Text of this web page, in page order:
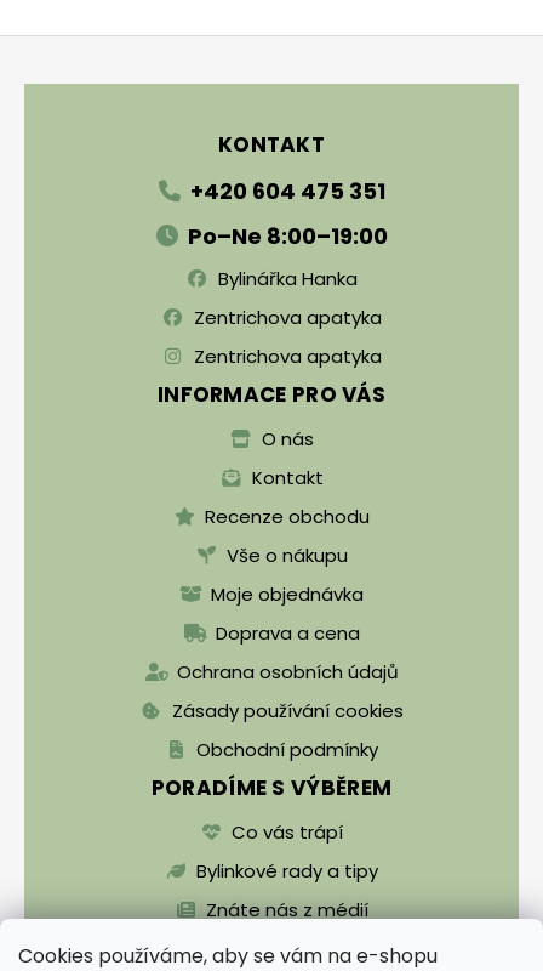
Cookies používáme, aby se vám na e-shopu
KONTAKT
+420 604 475 351
Po–Ne 8:00–19:00
Bylinářka Hanka
Zentrichova apatyka
Zentrichova apatyka
INFORMACE PRO VÁS
O nás
Kontakt
Recenze obchodu
Vše o nákupu
Moje objednávka
Doprava a cena
Ochrana osobních údajů
Zásady používání cookies
Obchodní podmínky
PORADÍME S VÝBĚREM
Co vás trápí
Bylinkové rady a tipy
Znáte nás z médií